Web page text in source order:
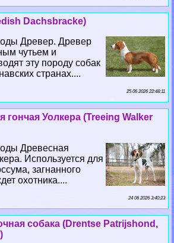
Dachsbracke)
Древер. Древер
чутьем и
эту породу собак
странах....
25 06 2026 22:48:11
гончая Уолкера (Treeing Walker
Древесная
Используется для
загнанного
охотника....
24 06 2026 3:40:23
собака (Drentse Patrijshond,